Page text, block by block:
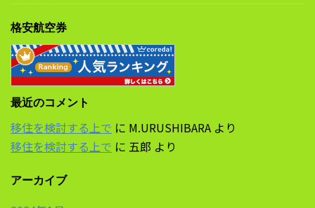
格安航空券
最近のコメント
移住を検討する上で に M.URUSHIBARA より
移住を検討する上で に 五郎 より
アーカイブ